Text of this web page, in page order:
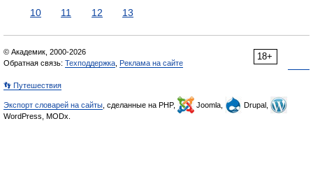
10
11 12 13
18+
© Академик, 2000-2026
Обратная связь: Техподдержка Реклама на сайте
👣 Путешествия
Экспорт словарей на сайты , сделанные на PHP, Joomla,
Drupal,
WordPress, MODx.